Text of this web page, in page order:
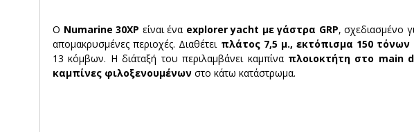
Ο Numarine 30XP είναι ένα explorer yacht με γάστρα GRP, σχεδιασμένο
απομακρυσμένες περιοχές. Διαθέτει πλάτος 7,5 μ., εκτόπισμα 150 τόνων
13 κόμβων. Η διάταξή του περιλαμβάνει καμπίνα πλοιοκτήτη στο main
καμπίνες φιλοξενουμένων στο κάτω κατάστρωμα.